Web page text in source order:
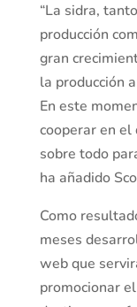
“La sidra,
producción
gran
la producción
En este
cooperar en
sobre todo
ha añadido
Como
meses
web que
promocionar